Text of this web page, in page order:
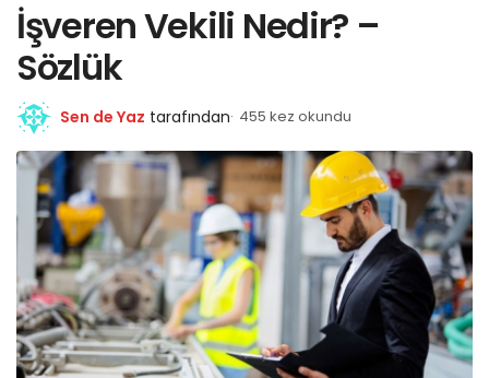
İşveren Vekili Nedir? –
Sözlük
Sen de Yaz tarafından 455 kez okundu